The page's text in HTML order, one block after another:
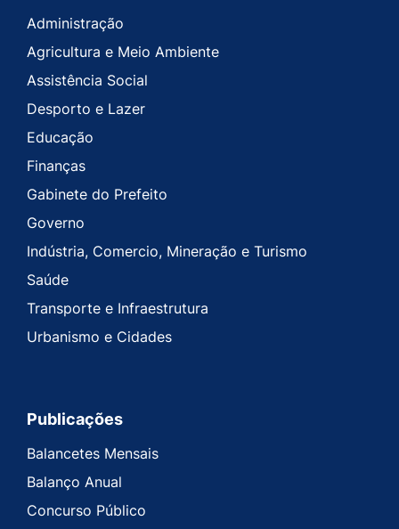
Administração
Agricultura e Meio Ambiente
Assistência Social
Desporto e Lazer
Educação
Finanças
Gabinete do Prefeito
Governo
Indústria, Comercio, Mineração e Turismo
Saúde
Transporte e Infraestrutura
Urbanismo e Cidades
Publicações
Balancetes Mensais
Balanço Anual
Concurso Público